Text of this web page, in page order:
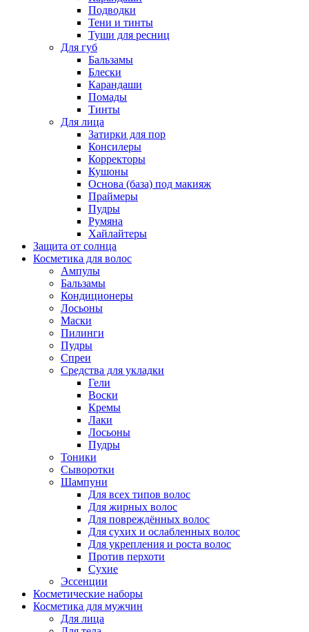
Подводки
Тени и тинты
Туши для ресниц
Для губ
Бальзамы
Блески
Карандаши
Помады
Тинты
Для лица
Затирки для пор
Консилеры
Корректоры
Кушоны
Основа (база) под макияж
Праймеры
Пудры
Румяна
Хайлайтеры
Защита от солнца
Косметика для волос
Ампулы
Бальзамы
Кондиционеры
Лосьоны
Маски
Пилинги
Пудры
Спреи
Средства для укладки
Гели
Воски
Кремы
Лаки
Лосьоны
Пудры
Тоники
Сыворотки
Шампуни
Для всех типов волос
Для жирных волос
Для повреждённых волос
Для сухих и ослабленных волос
Для укрепления и роста волос
Против перхоти
Сухие
Эссенции
Косметические наборы
Косметика для мужчин
Для лица